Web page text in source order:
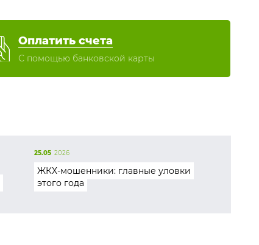
Оплатить счета
С помощью банковской карты
25.05 2026
ЖКХ-мошенники: главные уловки
этого года